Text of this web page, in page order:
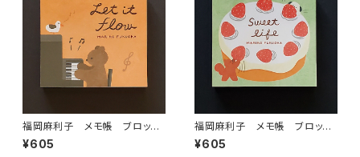
福岡麻利子 メモ帳 ブロック
メモ Let it flow くまピアノ
¥605
福岡麻利子 メモ帳 ブロック
メモ Sweet life ホールケ
ーキ
¥605